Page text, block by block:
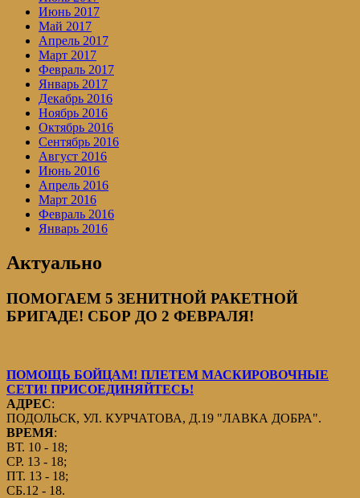
Июнь 2017
Май 2017
Апрель 2017
Март 2017
Февраль 2017
Январь 2017
Декабрь 2016
Ноябрь 2016
Октябрь 2016
Сентябрь 2016
Август 2016
Июнь 2016
Апрель 2016
Март 2016
Февраль 2016
Январь 2016
Актуально
ПОМОГАЕМ 5 ЗЕНИТНОЙ РАКЕТНОЙ
БРИГАДЕ! СБОР ДО 2 ФЕВРАЛЯ!
ПОМОЩЬ БОЙЦАМ! ПЛЕТЕМ МАСКИРОВОЧНЫЕ
СЕТИ! ПРИСОЕДИНЯЙТЕСЬ!
АДРЕС:
ПОДОЛЬСК, УЛ. КУРЧАТОВА, Д.19 "ЛАВКА ДОБРА".
ВРЕМЯ:
ВТ. 10 - 18;
СР. 13 - 18;
ПТ. 13 - 18;
СБ.12 - 18.